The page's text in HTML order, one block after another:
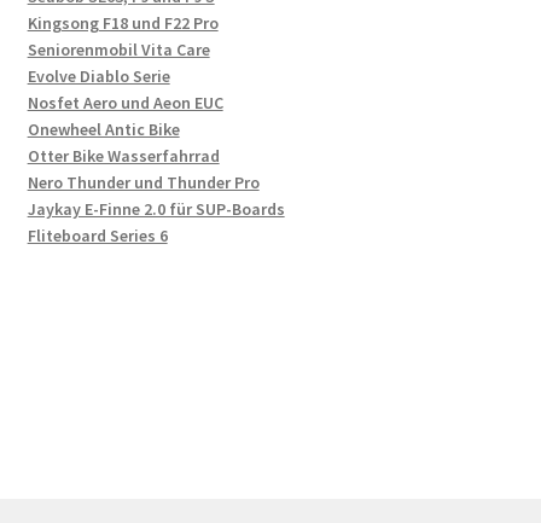
Kingsong F18 und F22 Pro
Seniorenmobil Vita Care
Evolve Diablo Serie
Nosfet Aero und Aeon EUC
Onewheel Antic Bike
Otter Bike Wasserfahrrad
Nero Thunder und Thunder Pro
Jaykay E-Finne 2.0 für SUP-Boards
Fliteboard Series 6